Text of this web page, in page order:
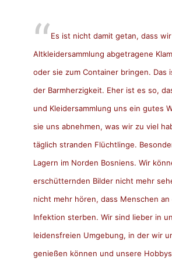
Es ist nicht damit getan, dass
Altkleidersammlung abgetragene
oder sie zum Container bringen. Das
der Barmherzigkeit. Eher ist es so,
und Kleidersammlung uns ein gutes
sie uns abnehmen, was wir zu viel
täglich stranden Flüchtlinge.
Lagern im Norden Bosniens. Wir
erschütternden Bilder nicht mehr
nicht mehr hören, dass Menschen an
Infektion sterben. Wir sind lieber in
leidensfreien Umgebung, in der wir
genießen können und unsere